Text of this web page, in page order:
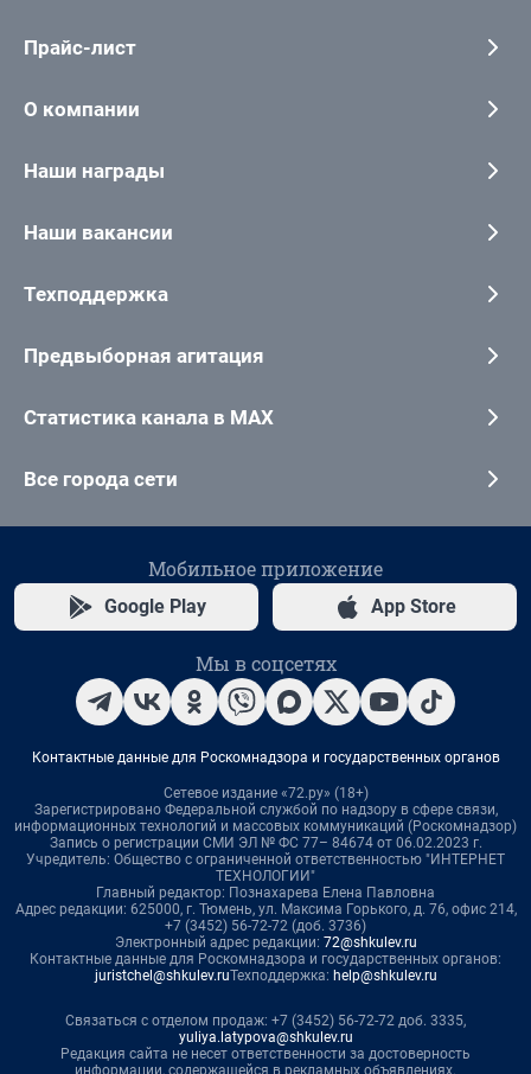
Прайс-лист
О компании
Наши награды
Наши вакансии
Техподдержка
Предвыборная агитация
Статистика канала в MAX
Все города сети
Мобильное приложение
Google Play App Store
Мы в соцсетях
Контактные данные для Роскомнадзора и государственных органов
Сетевое издание «72.ру» (18+)
Зарегистрировано Федеральной службой по надзору в сфере связи,
информационных технологий и массовых коммуникаций (Роскомнадзор)
Запись о регистрации СМИ ЭЛ № ФС 77– 84674 от 06.02.2023 г.
Учредитель: Общество с ограниченной ответственностью "ИНТЕРНЕТ
ТЕХНОЛОГИИ"
Главный редактор: Познахарева Елена Павловна
Адрес редакции: 625000, г. Тюмень, ул. Максима Горького, д. 76, офис 214,
+7 (3452) 56-72-72 (доб. 3736)
Электронный адрес редакции: 72@shkulev.ru
Контактные данные для Роскомнадзора и государственных органов:
juristchel@shkulev.ruТехподдержка: help@shkulev.ru
Связаться с отделом продаж: +7 (3452) 56-72-72 доб. 3335,
yuliya.latypova@shkulev.ru
Редакция сайта не несет ответственности за достоверность